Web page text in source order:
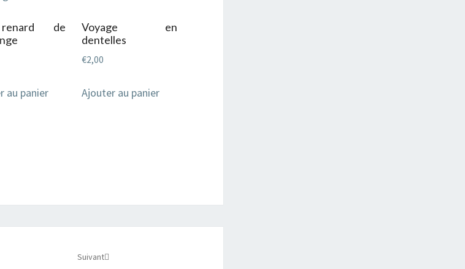
de
au panier
Voyage en
dentelles
€2,00
Ajouter au panier
Suivant